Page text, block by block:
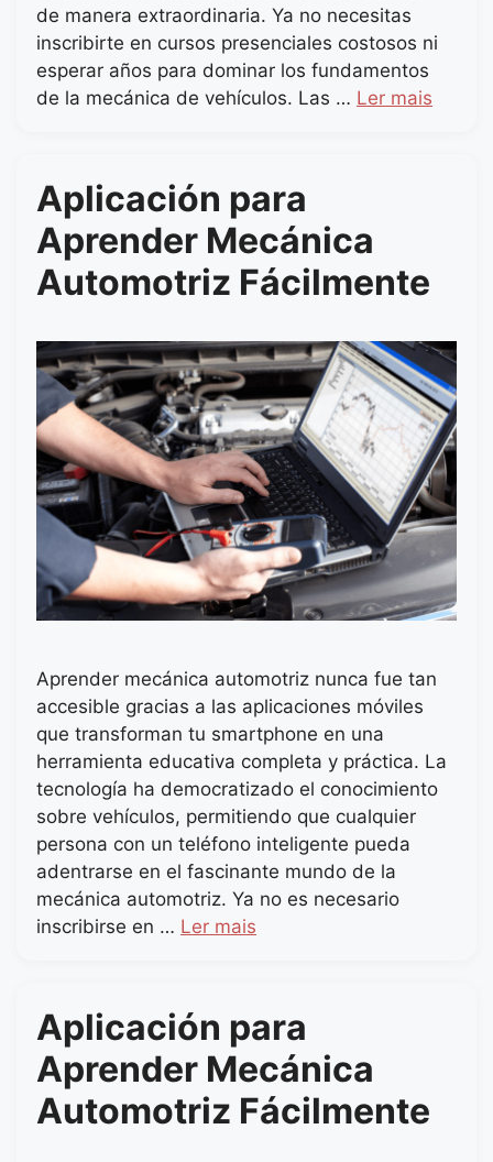
de manera extraordinaria. Ya no necesitas
inscribirte en cursos presenciales costosos ni
esperar años para dominar los fundamentos
de la mecánica de vehículos. Las … Ler mais
Aplicación para
Aprender Mecánica
Automotriz Fácilmente
Aprender mecánica automotriz nunca fue tan
accesible gracias a las aplicaciones móviles
que transforman tu smartphone en una
herramienta educativa completa y práctica. La
tecnología ha democratizado el conocimiento
sobre vehículos, permitiendo que cualquier
persona con un teléfono inteligente pueda
adentrarse en el fascinante mundo de la
mecánica automotriz. Ya no es necesario
inscribirse en … Ler mais
Aplicación para
Aprender Mecánica
Automotriz Fácilmente